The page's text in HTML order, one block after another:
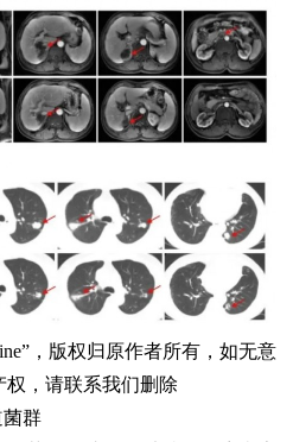
，版权归原作者所有，如无意
权，请联系我们删除
群